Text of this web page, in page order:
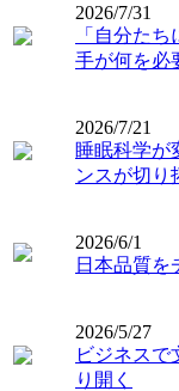
2026/7/31
「自分た
手が何を必
2026/7/21
睡眠科学
ンスが切り
2026/6/1
日本品質を
2026/5/27
ビジネスで
り開く